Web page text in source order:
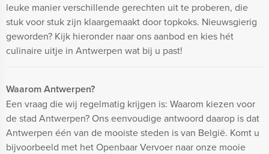
leuke manier verschillende gerechten uit te proberen, die
stuk voor stuk zijn klaargemaakt door topkoks. Nieuwsgierig
geworden? Kijk hieronder naar ons aanbod en kies hét
culinaire uitje in Antwerpen wat bij u past!
Waarom Antwerpen?
Een vraag die wij regelmatig krijgen is: Waarom kiezen voor
de stad Antwerpen? Ons eenvoudige antwoord daarop is dat
Antwerpen één van de mooiste steden is van België. Komt u
bijvoorbeeld met het Openbaar Vervoer naar onze mooie